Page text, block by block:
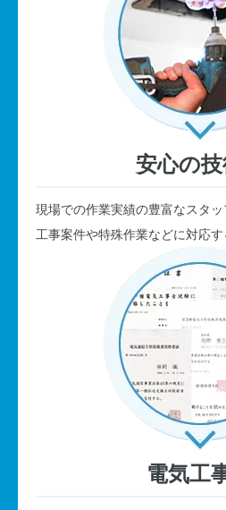
安心の
現場での作業実績の豊富なスタ
工事案件や特殊作業などに対応す
電気工